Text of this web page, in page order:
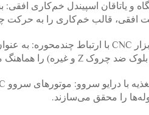
و یاتاقان اسپیندل خم‌کاری
افقی، قالب خم‌کاری را به حرکت
را محقق می‌سازند.